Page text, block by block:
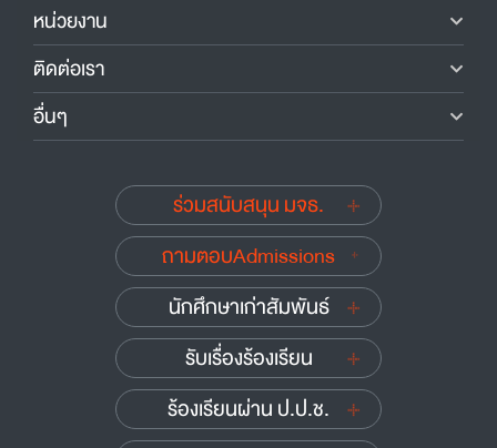
หน่วยงาน
ติดต่อเรา
อื่นๆ
ร่วมสนับสนุน มจธ.
ถามตอบAdmissions
นักศึกษาเก่าสัมพันธ์
รับเรื่องร้องเรียน
ร้องเรียนผ่าน ป.ป.ช.